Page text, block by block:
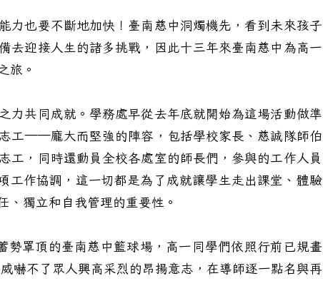
也要不斷地加快！臺南慈中洞燭機先，看到未來孩子
去迎接人生的諸多挑戰，因此十三年來臺南慈中為高一
旅。
共同成就。學務處早從去年底就開始為這場活動做準
工──龐大而堅強的陣容，包括學校家長、慈誠隊師伯
工，同時還動員全校各處室的師長們，參與的工作人員
工作協調，這一切都是為了成就讓學生走出課堂、體驗
、獨立和自我管理的重要性。
罩頂的臺南慈中籃球場，高一同學們依照行前已規畫
嚇不了眾人興高采烈的昂揚意志，在導師逐一點名與再